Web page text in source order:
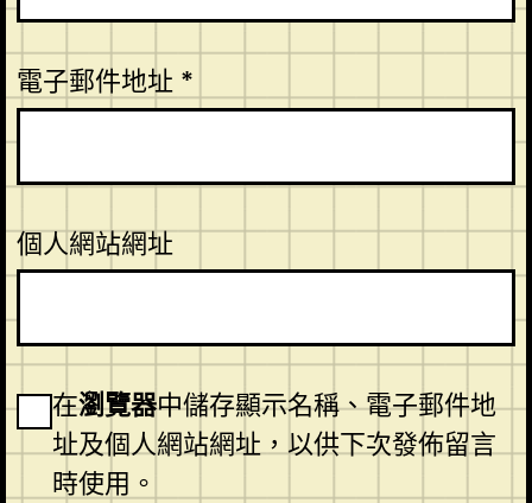
電子郵件地址 *
個人網站網址
在瀏覽器中儲存顯示名稱、電子郵件地
址及個人網站網址，以供下次發佈留言
時使用。